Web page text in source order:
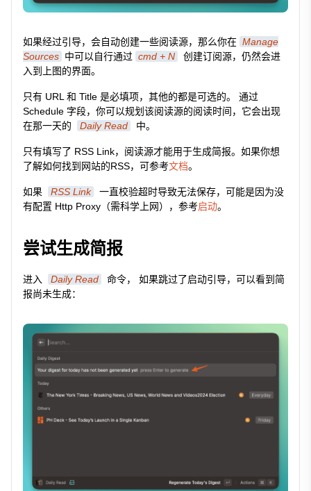
如果经过引导，会自动创建一些阅读源，那么你在 Manage
Sources 中可以自行通过 cmd + N
创建订阅源，仍然会进
入到上图的界面。
只有 URL 和 Title 是必填项，其他的都是可选的。 通过
Schedule 字段，你可以规划该阅读源的阅读时间，它会出现
在那一天的
Daily Read 中。
只有填写了 RSS Link，阅读源才能用于生成简报。如果你想
了解如何找到网站的RSS，可参考文档。
如果 RSS Link
一直校验超时导致无法保存，可能是因为没
有配置 Http Proxy（需科学上网），参考启动。
尝试生成简报
进入 Daily Read
命令， 如果跳过了启动引导，可以看到简
报尚未生成：